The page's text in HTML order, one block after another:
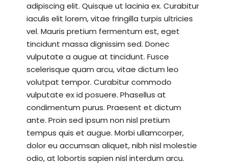
adipiscing elit. Quisque ut lacinia ex. Curabitur
iaculis elit lorem, vitae fringilla turpis ultricies
vel. Mauris pretium fermentum est, eget
tincidunt massa dignissim sed. Donec
vulputate a augue at tincidunt. Fusce
scelerisque quam arcu, vitae dictum leo
volutpat tempor. Curabitur commodo
vulputate ex id posuere. Phasellus at
condimentum purus. Praesent et dictum
ante. Proin sed ipsum non nisl pretium
tempus quis et augue. Morbi ullamcorper,
dolor eu accumsan aliquet, nibh nisl molestie
odio, at lobortis sapien nisl interdum arcu.